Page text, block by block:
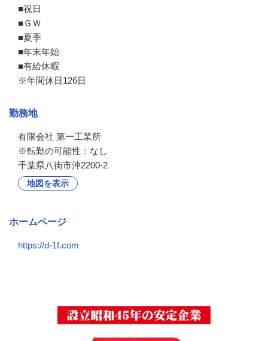
■祝日
■ＧＷ
■夏季
■年末年始
■有給休暇
※年間休日126日
勤務地
有限会社 第一工業所
※転勤の可能性：なし
千葉県八街市沖2200-2
地図を表示
ホームページ
https://d-1f.com